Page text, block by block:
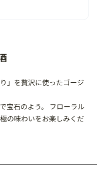
」を贅沢に使ったゴージ
宝石のよう。 フローラル
の味わいをお楽しみくだ